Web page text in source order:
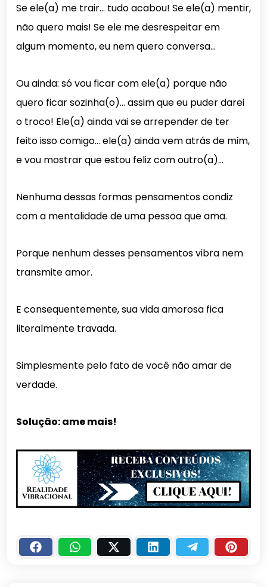
Se ele(a) me trair… tudo acabou! Se ele(a) mentir,
não quero mais! Se ele me desrespeitar em
algum momento, eu nem quero conversa…
Ou ainda: só vou ficar com ele(a) porque não
quero ficar sozinha(o)… assim que eu puder darei
o troco! Ele(a) ainda vai se arrepender de ter
feito isso comigo… ele(a) ainda vem atrás de mim,
e vou mostrar que estou feliz com outro(a)…
Nenhuma dessas formas pensamentos condiz
com a mentalidade de uma pessoa que ama.
Porque nenhum desses pensamentos vibra nem
transmite amor.
E consequentemente, sua vida amorosa fica
literalmente travada.
Simplesmente pelo fato de você não amar de
verdade.
Solução: ame mais!